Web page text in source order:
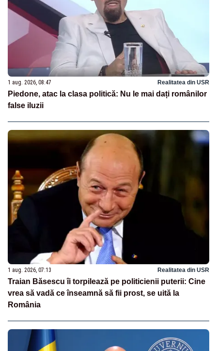
1 aug. 2026, 08:47 Realitatea din USR
Piedone, atac la clasa politică: Nu le mai dați românilor
false iluzii
1 aug. 2026, 07:13 Realitatea din USR
Traian Băsescu îi torpilează pe politicienii puterii: Cine
vrea să vadă ce înseamnă să fii prost, se uită la
România